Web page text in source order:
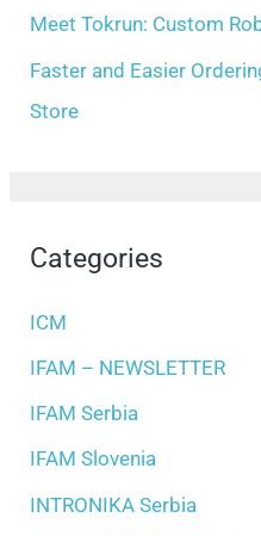
Meet Tokrun: Custom
Faster and Easier
Store
Categories
ICM
IFAM – NEWSLETTER
IFAM Serbia
IFAM Slovenia
INTRONIKA Serbia